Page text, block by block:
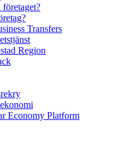
företaget?
Transfers
Region
Economy Platform